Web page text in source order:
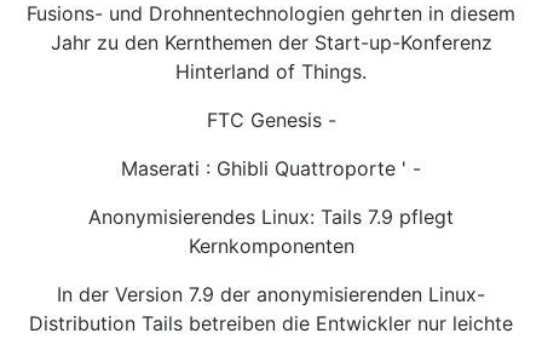
Fusions- und Drohnentechnologien gehrten in diesem
Jahr zu den Kernthemen der Start-up-Konferenz
Hinterland of Things.
FTC Genesis -
Maserati : Ghibli Quattroporte ' -
Anonymisierendes Linux: Tails 7.9 pflegt
Kernkomponenten
In der Version 7.9 der anonymisierenden Linux-
Distribution Tails betreiben die Entwickler nur leichte